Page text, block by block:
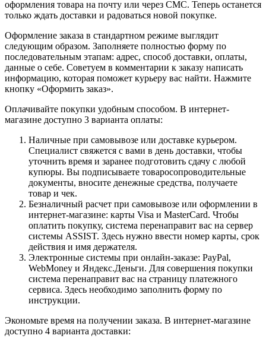
оформления товара на почту или через СМС. Теперь останется
только ждать доставки и радоваться новой покупке.
Оформление заказа в стандартном режиме выглядит
следующим образом. Заполняете полностью форму по
последовательным этапам: адрес, способ доставки, оплаты,
данные о себе. Советуем в комментарии к заказу написать
информацию, которая поможет курьеру вас найти. Нажмите
кнопку «Оформить заказ».
Оплачивайте покупки удобным способом. В интернет-
магазине доступно 3 варианта оплаты:
Наличные при самовывозе или доставке курьером.
Специалист свяжется с вами в день доставки, чтобы
уточнить время и заранее подготовить сдачу с любой
купюры. Вы подписываете товаросопроводительные
документы, вносите денежные средства, получаете
товар и чек.
Безналичный расчет при самовывозе или оформлении в
интернет-магазине: карты Visa и MasterCard. Чтобы
оплатить покупку, система перенаправит вас на сервер
системы ASSIST. Здесь нужно ввести номер карты, срок
действия и имя держателя.
Электронные системы при онлайн-заказе: PayPal,
WebMoney и Яндекс.Деньги. Для совершения покупки
система перенаправит вас на страницу платежного
сервиса. Здесь необходимо заполнить форму по
инструкции.
Экономьте время на получении заказа. В интернет-магазине
доступно 4 варианта доставки: